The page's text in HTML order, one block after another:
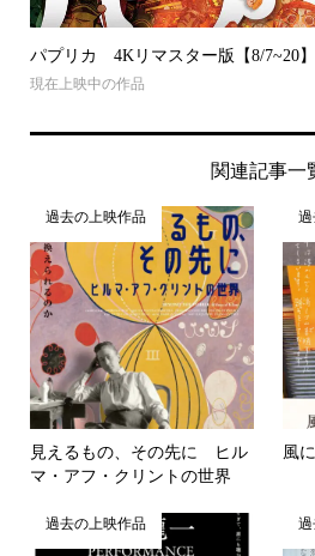
パプリカ 4Kリマスター版【8/7~20
現在上映中の作品
関連記事一
過去の上映作品
見えるもの、その先に ヒル
マ・アフ・クリントの世界
風
過去の上映作品